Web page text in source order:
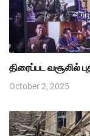
திரைப்பட வசூலில்
October 2, 2025